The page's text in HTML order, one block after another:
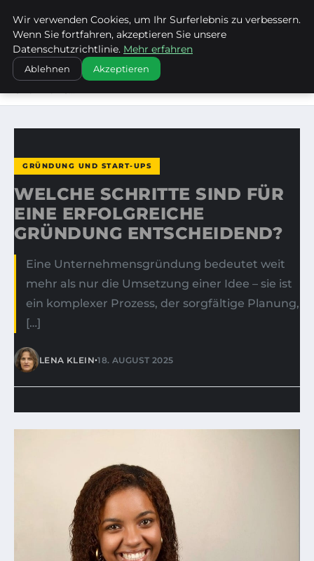
KIRCHE ERBACH DONAU
STARTSEITE
GRÜNDUNG UND START-UPS
WELCHE SCHRITTE SIND FÜR EINE ERFOLGREICHE
GRÜNDUNG UND START-UPS
WELCHE SCHRITTE SIND FÜR
EINE ERFOLGREICHE
GRÜNDUNG ENTSCHEIDEND?
Eine Unternehmensgründung bedeutet weit
mehr als nur die Umsetzung einer Idee – sie ist
ein komplexer Prozess, der sorgfältige Planung,
[…]
LENA KLEIN•18. AUGUST 2025
Wir verwenden Cookies, um Ihr Surferlebnis zu verbessern.
Wenn Sie fortfahren, akzeptieren Sie unsere
Datenschutzrichtlinie. Mehr erfahren
Ablehnen Akzeptieren